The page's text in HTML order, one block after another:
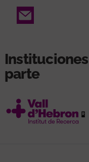
Email
parte